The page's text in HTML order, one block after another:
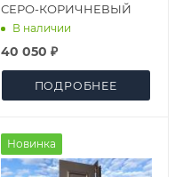
СЕРО-КОРИЧНЕВЫЙ
В наличии
40 050 ₽
ПОДРОБНЕЕ
Новинка